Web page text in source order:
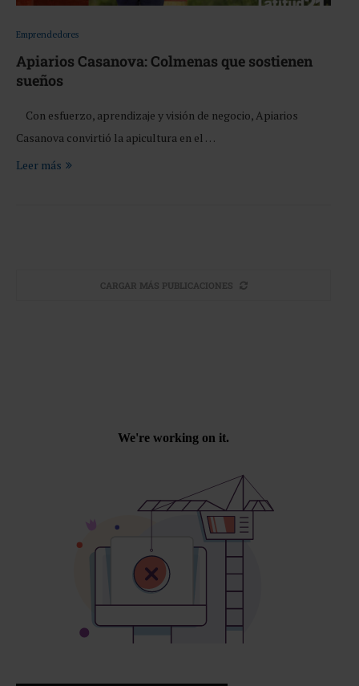
Emprendedores
Apiarios Casanova: Colmenas que sostienen
sueños
Con esfuerzo, aprendizaje y visión de negocio, Apiarios
Casanova convirtió la apicultura en el …
Leer más
CARGAR MÁS PUBLICACIONES